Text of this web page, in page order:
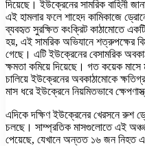
দিয়েছে। ইউক্রেনের সামরিক বাহিনী
এই হামলার ফলে শাহেদ কামিকাজে
ব্যবহৃত সুরক্ষিত কংক্রিট কাঠামোতে
হয়, এই সামরিক অভিযানে শত্রুপক্ষের
গেছে। এটি ইউক্রেনের বেসামরিক
ক্ষমতা কমিয়ে দিয়েছে। গত কয়েক
চালিয়ে ইউক্রেনের অবকাঠামোকে
মাস ধরে ইউক্রেনে নিয়মিতভাবে
এদিকে দক্ষিণ ইউক্রেনের খেরসনে রুশ
চলছে। সাম্প্রতিক মাসগুলোতে এই
পেয়েছে, যেখানে অন্তত ১৬ জন নিহত